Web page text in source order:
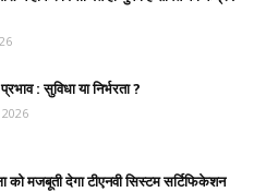
: सुविधा या निर्भरता ?
को मजबूती देगा टीएनवी सिस्टम सर्टिफिकेशन